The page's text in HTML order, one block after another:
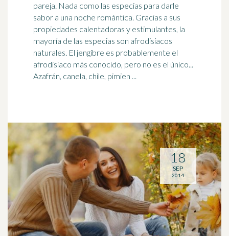
pareja. Nada como las especias para darle
sabor a una noche romántica. Gracias a sus
propiedades calentadoras y estimulantes, la
mayoría de las especias son afrodisíacos
naturales. El jengibre es probablemente el
afrodisíaco más conocido, pero no es el único...
Azafrán, canela, chile, pimien ...
18
SEP
2014